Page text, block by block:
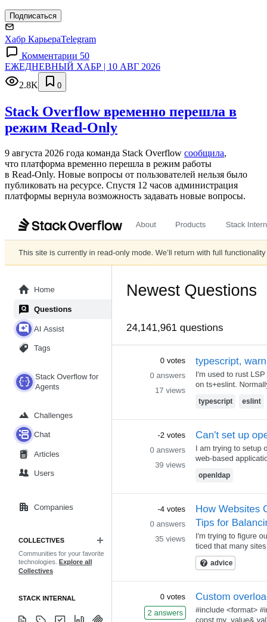
Подписаться
Хабр КарьераTelegram
Комментарии 50
ЕЖЕДНЕВНЫЙ ХАБР | 10 АВГ 2026
2.8K
0
Stack Overflow временно перешла в
режим Read-Only
9 августа 2026 года команда Stack Overflow сообщила,
что платформа временно перешла в режим работы
в Read‑Only. Новые вопросы от пользователей нельзя было
публиковать на ресурсе. Спустя 12 часов администрация
платформы вернула возможность задавать новые вопросы.